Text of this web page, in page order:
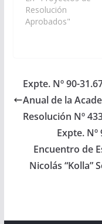
Ministerio de
Educación, Cultura,
Profesional,
Educación Técnica N°
3167 y Grupo CREA
Escuela, a llevarse a
cabo el día 26 de
Resolución
Aprobados"
Expte. Nº 90-
Anual de la
Resolución Nº
Expte. Nº
Encuentro de
Nicolás “Kolla”